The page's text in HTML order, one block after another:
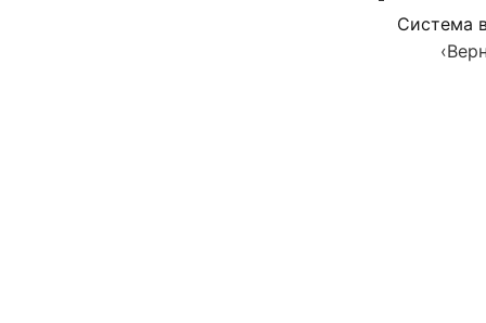
Система
‹